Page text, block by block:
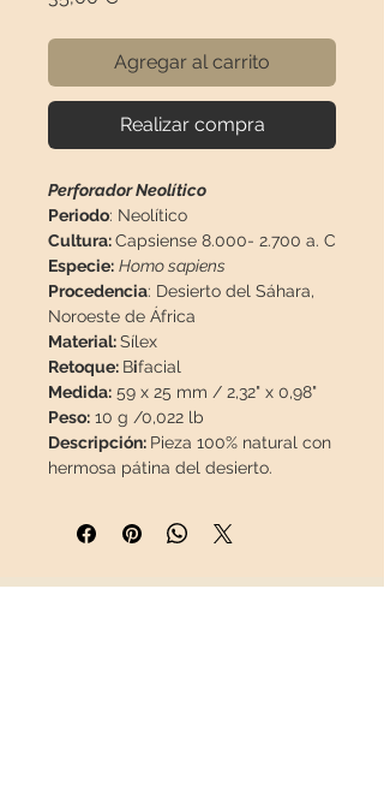
Agregar al carrito
Realizar compra
Perforador Neolítico
Periodo: Neolítico
Cultura:Capsiense 8.000- 2.700 a. C
Especie: Homo sapiens
Procedencia: Desierto del Sáhara,
Noroeste de África
Material:Sílex
Retoque: Bifacial
Medida: 59 x 25 mm / 2,32" x 0,98"
Peso: 10 g /0,022 lb
Descripción: Pieza 100% natural con
hermosa pátina del desierto.
Esta pieza viajará
paquete especial para que llegue